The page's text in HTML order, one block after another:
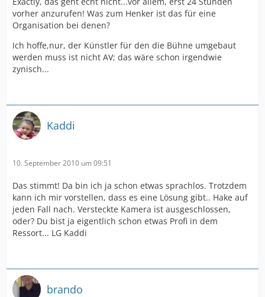
vorher anzurufen! Was zum Henker ist das für eine
Organisation bei denen?
Ich hoffe,nur, der Künstler für den die Bühne umgebaut
werden muss ist nicht AV; das wäre schon irgendwie
zynisch...
Kaddi
10. September 2010 um 09:51
Das stimmt! Da bin ich ja schon etwas sprachlos. Trotzdem
kann ich mir vorstellen, dass es eine Lösung gibt.. Hake auf
jeden Fall nach. Versteckte Kamera ist ausgeschlossen,
oder? Du bist ja eigentlich schon etwas Profi in dem
Ressort... LG Kaddi
brando